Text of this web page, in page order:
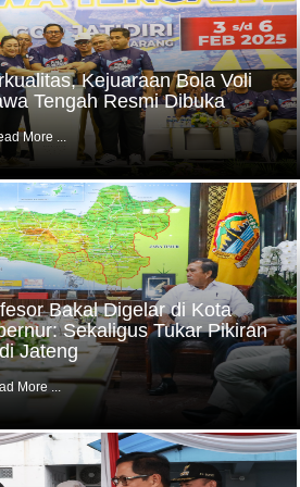
Kejuaraan Bola Voli
Tengah Resmi Dibuka
More ...
Bakal Digelar di Kota
Sekaligus Tukar Pikiran
Jateng
More ...